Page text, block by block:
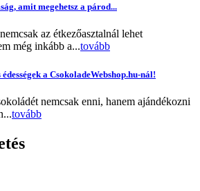
amit megehetsz a párod...
az étkezőasztalnál lehet
még inkább a...tovább
a CsokoladeWebshop.hu-nál!
nemcsak enni, hanem ajándékozni
tovább